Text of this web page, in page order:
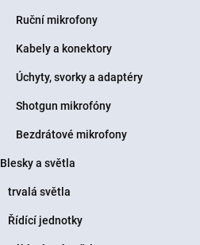
Ruční mikrofony
Kabely a konektory
Úchyty, svorky a adaptéry
Shotgun mikrofóny
Bezdrátové mikrofony
Blesky a světla
trvalá světla
Řídící jednotky